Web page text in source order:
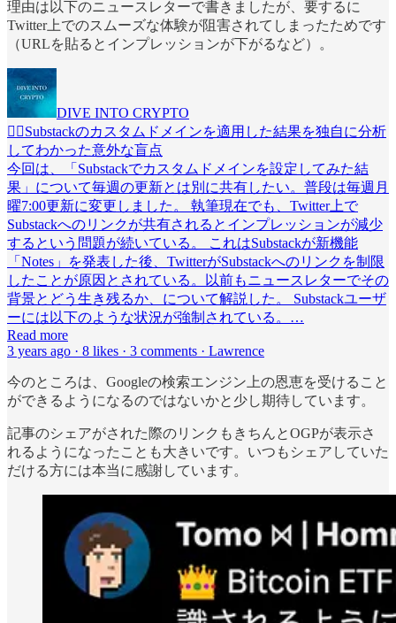
理由は以下のニュースレターで書きましたが、要するに
Twitter上でのスムーズな体験が阻害されてしまったためです
（URLを貼るとインプレッションが下がるなど）。
DIVE INTO CRYPTO
🤼‍♀️Substackのカスタムドメインを適用した結果を独自に分析
してわかった意外な盲点
今回は、「Substackでカスタムドメインを設定してみた結
果」について毎週の更新とは別に共有したい。普段は毎週月
曜7:00更新に変更しました。 執筆現在でも、Twitter上で
Substackへのリンクが共有されるとインプレッションが減少
するという問題が続いている。 これはSubstackが新機能
「Notes」を発表した後、TwitterがSubstackへのリンクを制限
したことが原因とされている。以前もニュースレターでその
背景とどう生き残るか、について解説した。 Substackユーザ
ーには以下のような状況が強制されている。…
Read more
3 years ago · 8 likes · 3 comments · Lawrence
今のところは、Googleの検索エンジン上の恩恵を受けること
ができるようになるのではないかと少し期待しています。
記事のシェアがされた際のリンクもきちんとOGPが表示さ
れるようになったことも大きいです。いつもシェアしていた
だける方には本当に感謝しています。